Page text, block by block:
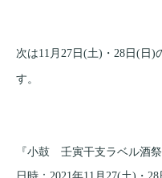
次は11月27日(土)・28日(日)
す。
『小鼓 壬寅干支ラベル酒祭